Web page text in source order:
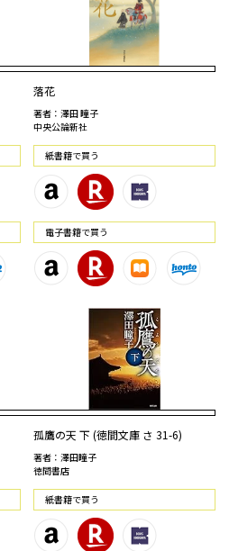
落花
著者：澤田 瞳子
中央公論新社
紙書籍で買う
電⼦書籍で買う
孤鷹の天 下 (徳間文庫 さ 31-6)
著者：澤田瞳子
徳間書店
紙書籍で買う